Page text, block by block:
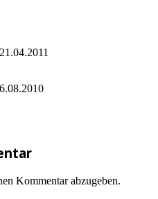
Kommentar abzugeben.